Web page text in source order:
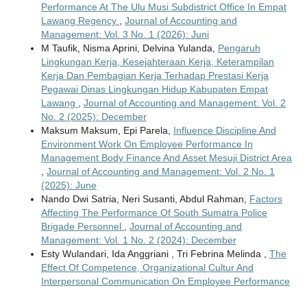
Performance At The Ulu Musi Subdistrict Office In Empat
Lawang Regency , Journal of Accounting and
Management: Vol. 3 No. 1 (2026): Juni
M Taufik, Nisma Aprini, Delvina Yulanda, Pengaruh
Lingkungan Kerja, Kesejahteraan Kerja, Keterampilan
Kerja Dan Pembagian Kerja Terhadap Prestasi Kerja
Pegawai Dinas Lingkungan Hidup Kabupaten Empat
Lawang , Journal of Accounting and Management: Vol. 2
No. 2 (2025): December
Maksum Maksum, Epi Parela, Influence Discipline And
Environment Work On Employee Performance In
Management Body Finance And Asset Mesuji District Area
, Journal of Accounting and Management: Vol. 2 No. 1
(2025): June
Nando Dwi Satria, Neri Susanti, Abdul Rahman, Factors
Affecting The Performance Of South Sumatra Police
Brigade Personnel , Journal of Accounting and
Management: Vol. 1 No. 2 (2024): December
Esty Wulandari, Ida Anggriani , Tri Febrina Melinda , The
Effect Of Competence, Organizational Cultur And
Interpersonal Communication On Employee Performance